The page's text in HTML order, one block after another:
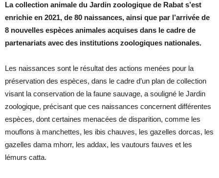
La collection animale du Jardin zoologique de Rabat s’est
enrichie en 2021, de 80 naissances, ainsi que par l’arrivée de
8 nouvelles espèces animales acquises dans le cadre de
partenariats avec des institutions zoologiques nationales.
Les naissances sont le résultat des actions menées pour la
préservation des espèces, dans le cadre d’un plan de collection
visant la conservation de la faune sauvage, a souligné le Jardin
zoologique, précisant que ces naissances concernent différentes
espèces, dont certaines menacées de disparition, comme les
mouflons à manchettes, les ibis chauves, les gazelles dorcas, les
gazelles dama mhorr, les addax, les vautours fauves et les
lémurs catta.